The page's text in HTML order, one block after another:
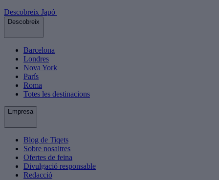
Descobreix Japó
Descobreix
Barcelona
Londres
Nova York
París
Roma
Totes les destinacions
Empresa
Blog de Tiqets
Sobre nosaltres
Ofertes de feina
Divulgació responsable
Redacció